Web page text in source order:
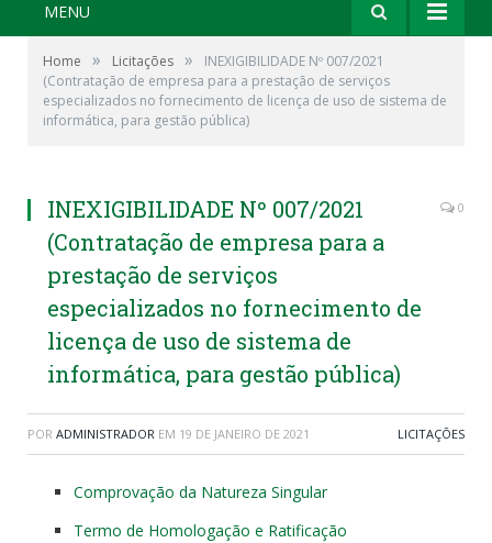
MENU
Home » Licitações »
INEXIGIBILIDADE Nº 007/2021
(Contratação de empresa para a prestação de serviços
especializados no fornecimento de licença de uso de sistema de
informática, para gestão pública)
INEXIGIBILIDADE Nº 007/2021
(Contratação de empresa para a
prestação de serviços
especializados no fornecimento de
licença de uso de sistema de
informática, para gestão pública)
0
POR ADMINISTRADOR EM 19 DE JANEIRO DE 2021 LICITAÇÕES
Comprovação da Natureza Singular
Termo de Homologação e Ratificação